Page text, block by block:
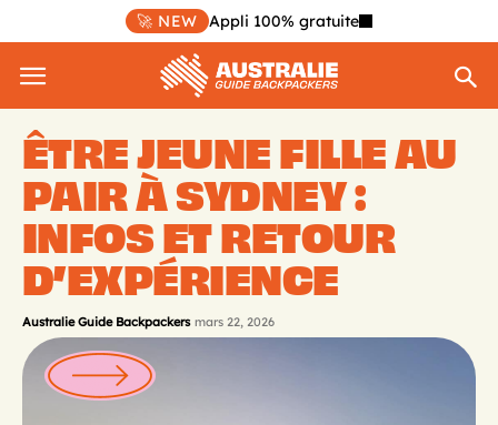
🚀 NEW Appli 100% gratuite
ÊTRE JEUNE FILLE AU
PAIR À SYDNEY :
INFOS ET RETOUR
D’EXPÉRIENCE
Australie Guide Backpackers mars 22, 2026